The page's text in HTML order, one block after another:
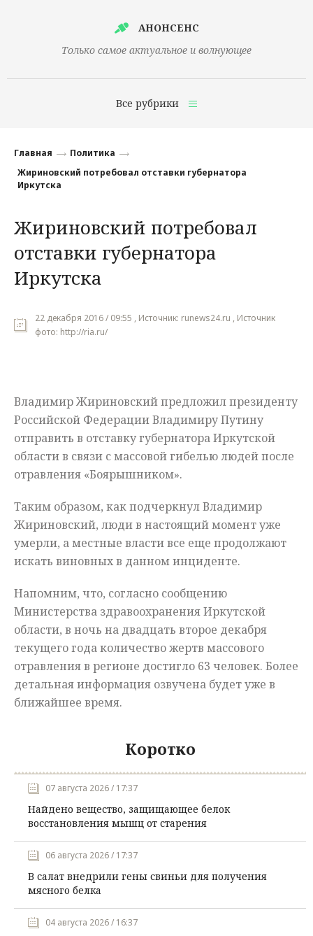
АНОНСЕНС
Только самое актуальное и волнующее
Все рубрики
Финансы
Наука
Культура
Общество
Мнения
Главная
Политика
Жириновский потребовал отставки губернатора
Иркутска
Жириновский потребовал
отставки губернатора
Иркутска
22 декабря 2016 / 09:55 , Источник: runews24.ru , Источник
фото: http://ria.ru/
Владимир Жириновский предложил президенту
Российской Федерации Владимиру Путину
отправить в отставку губернатора Иркутской
области в связи с массовой гибелью людей после
отравления «Боярышником».
Таким образом, как подчеркнул Владимир
Жириновский, люди в настоящий момент уже
умерли, а местные власти все еще продолжают
искать виновных в данном инциденте.
Напомним, что, согласно сообщению
Министерства здравоохранения Иркутской
области, в ночь на двадцать второе декабря
текущего года количество жертв массового
отравления в регионе достигло 63 человек. Более
детальная информация озвучена будет уже в
ближайшее время.
Коротко
07 августа 2026 / 17:37
Найдено вещество, защищающее белок
восстановления мышц от старения
06 августа 2026 / 17:37
В салат внедрили гены свиньи для получения
мясного белка
04 августа 2026 / 16:37